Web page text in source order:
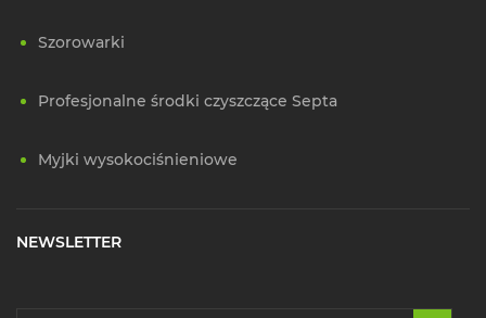
Szorowarki
Profesjonalne środki czyszczące Septa
Myjki wysokociśnieniowe
NEWSLETTER